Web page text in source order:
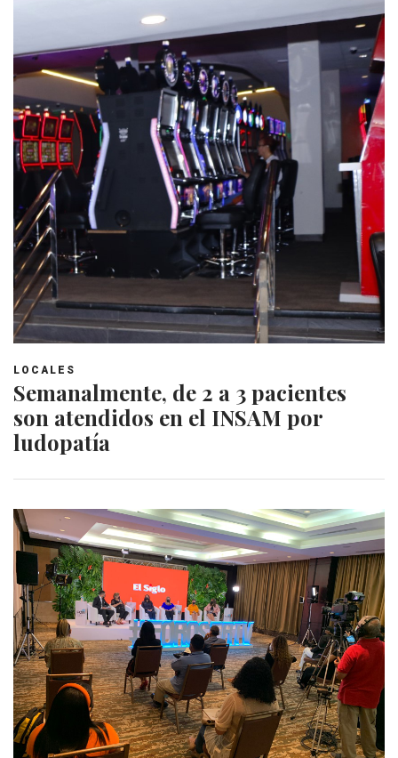
LOCALES
Semanalmente, de 2 a 3 pacientes
son atendidos en el INSAM por
ludopatía